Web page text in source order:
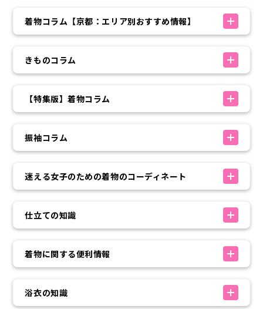
着物コラム【京都：エリア別おすすめ情報】
きものコラム
【特集版】着物コラム
振袖コラム
迷える女子のための着物のコーディネート
仕立ての知識
着物に関する便利情報
浴衣の知識